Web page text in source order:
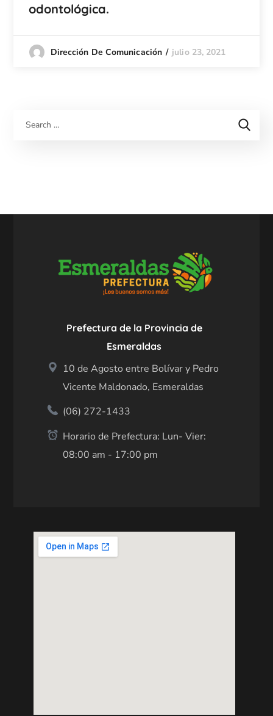
odontológica.
Dirección De Comunicación julio 23, 2021
Prefectura de la Provincia de
Esmeraldas
10 de Agosto entre Bolívar y Pedro
Vicente Maldonado, Esmeraldas
(06) 272-1433
Horario de Prefectura: Lun- Vier:
08:00 am - 17:00 pm